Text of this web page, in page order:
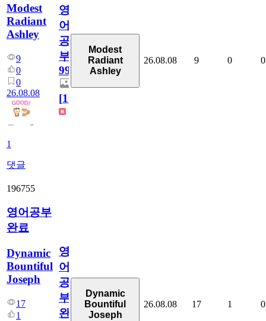
Modest
Radiant
Ashley
9
0
0
26.08.08
1
댓글
영
어
공
부
99
[1]
Modest
Radiant
Ashley
26.08.08 9 0 0
196755
영어공부
완료
Dynamic
Bountiful
Joseph
17
1
영
어
공
부
완
Dynamic
Bountiful
Joseph
26.08.08 17 1 0